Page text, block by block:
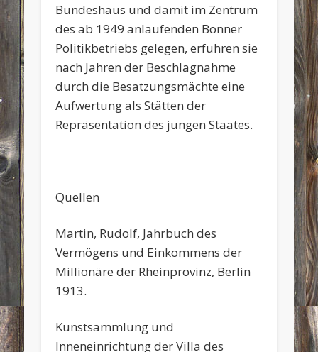
Bundeshaus und damit im Zentrum
des ab 1949 anlaufenden Bonner
Politikbetriebs gelegen, erfuhren sie
nach Jahren der Beschlagnahme
durch die Besatzungsmächte eine
Aufwertung als Stätten der
Repräsentation des jungen Staates.
Quellen
Martin, Rudolf, Jahrbuch des
Vermögens und Einkommens der
Millionäre der Rheinprovinz, Berlin
1913.
Kunstsammlung und
Inneneinrichtung der Villa des